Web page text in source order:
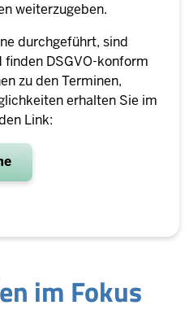
weiterzugeben.
durchgeführt, sind
DSGVO-konform
zu den Terminen,
erhalten Sie im
Link:
im Fokus